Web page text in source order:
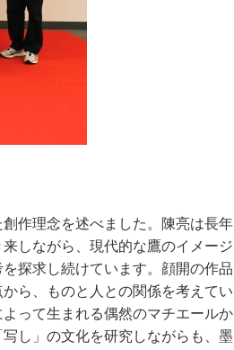
作理念を述べました。陳亮は長年
しながら、現代的な鷹のイメージ
探求し続けています。顔開の作品
ら、ものと人との関係を考えてい
って生まれる偶然のマチエールか
し」の文化を研究しながらも、墨